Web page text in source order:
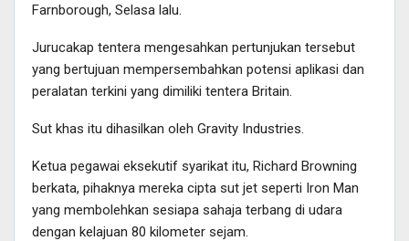
Farnborough, Selasa lalu.
Jurucakap tentera mengesahkan pertunjukan tersebut
yang bertujuan mempersembahkan potensi aplikasi dan
peralatan terkini yang dimiliki tentera Britain.
Sut khas itu dihasilkan oleh Gravity Industries.
Ketua pegawai eksekutif syarikat itu, Richard Browning
berkata, pihaknya mereka cipta sut jet seperti Iron Man
yang membolehkan sesiapa sahaja terbang di udara
dengan kelajuan 80 kilometer sejam.